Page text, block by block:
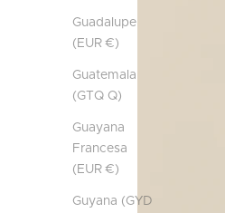
Guadalupe
(EUR €)
Guatemala
(GTQ Q)
Guayana
Francesa
(EUR €)
Guyana (GYD